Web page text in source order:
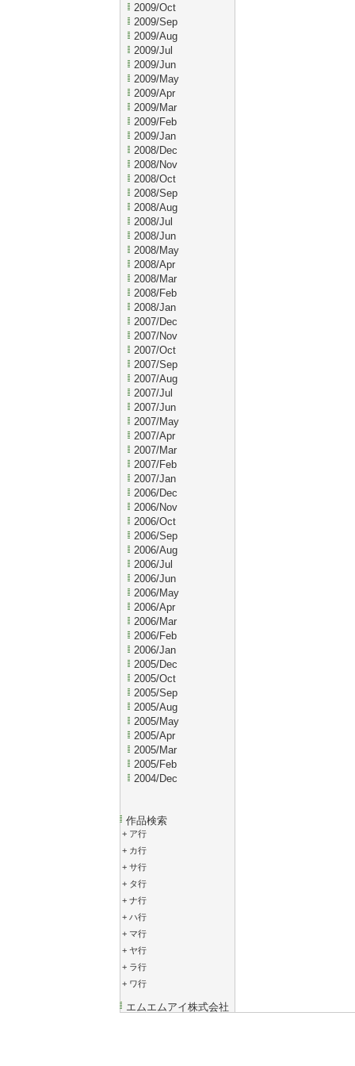
2009/Oct
2009/Sep
2009/Aug
2009/Jul
2009/Jun
2009/May
2009/Apr
2009/Mar
2009/Feb
2009/Jan
2008/Dec
2008/Nov
2008/Oct
2008/Sep
2008/Aug
2008/Jul
2008/Jun
2008/May
2008/Apr
2008/Mar
2008/Feb
2008/Jan
2007/Dec
2007/Nov
2007/Oct
2007/Sep
2007/Aug
2007/Jul
2007/Jun
2007/May
2007/Apr
2007/Mar
2007/Feb
2007/Jan
2006/Dec
2006/Nov
2006/Oct
2006/Sep
2006/Aug
2006/Jul
2006/Jun
2006/May
2006/Apr
2006/Mar
2006/Feb
2006/Jan
2005/Dec
2005/Oct
2005/Sep
2005/Aug
2005/May
2005/Apr
2005/Mar
2005/Feb
2004/Dec
作品検索
+ ア行
+ カ行
+ サ行
+ タ行
+ ナ行
+ ハ行
+ マ行
+ ヤ行
+ ラ行
+ ワ行
エムエムアイ株式会社